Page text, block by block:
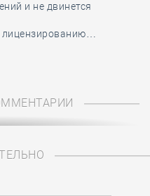
и не двинется
лицензированию…